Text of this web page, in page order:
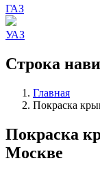
ГАЗ
УАЗ
Строка
Главная
Покраска
Покраска
Москве